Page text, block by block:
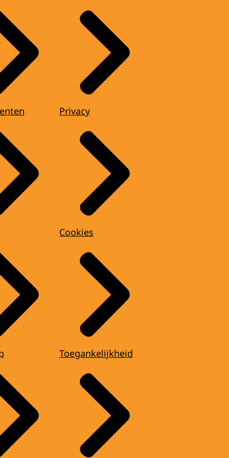
Privacy
Cookies
Toegankelijkheid